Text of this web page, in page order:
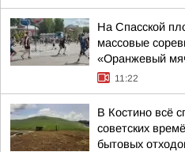
На Спасской
массовые
«Оранжевый
11:22
В Костино всё
советских
бытовых